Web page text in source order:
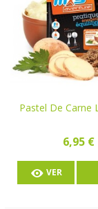
Pastel De Carne
6,95 €
VER